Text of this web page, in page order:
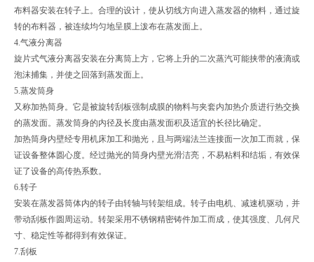
布料器安装在转子上。合理的设计，使从切线方向进入蒸发器的物料，通过旋
转的布料器，被连续均匀地呈膜上泼布在蒸发面上。
4.气液分离器
旋片式气液分离器安装在分离筒上方，它将上升的二次蒸汽可能挟带的液滴或
泡沫捕集，并使之回落到蒸发面上。
5.蒸发筒身
又称加热筒身。它是被旋转刮板强制成膜的物料与夹套内加热介质进行热交换
的蒸发面。蒸发筒身的内径及长度由蒸发面积及适宜的长径比确定。
加热筒身内壁经专用机床加工和抛光，且与两端法兰连接面一次加工而就，保
证设备整体圆心度。经过抛光的筒身内壁光滑洁亮，不易粘料和结垢，有效保
证了设备的高传热系数。
6.转子
安装在蒸发器筒体内的转子由转轴与转架组成。转子由电机、减速机驱动，并
带动刮板作圆周运动。转架采用不锈钢精密铸件加工而成，使其强度、几何尺
寸、稳定性等都得到有效保证。
7.刮板